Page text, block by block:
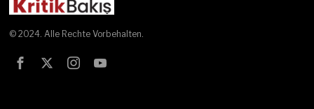
© 2024. Alle Rechte Vorbehalten.